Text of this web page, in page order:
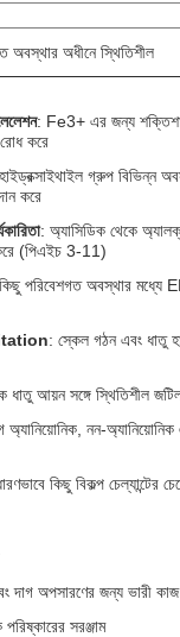
অবস্থার অধীনে স্থিতিশীল
: Fe3+ এর জন্য
করে
গ্রুপ বিভিন্ন
করে
: অ্যাসিডিক থেকে
(পিএইচ 3-11)
পরিবেশগত অবস্থার মধ্যে
: স্কেল গঠন এবং ধাতু
ধাতু আয়ন সঙ্গে স্থিতিশীল
অ্যানিয়োনিক, নন-অ্যানিয়োনিক
কিছু বিকল্প চেল্যান্টের
দাগ অপসারণের জন্য ভারী কাজ
পরিষ্কারের সরঞ্জাম